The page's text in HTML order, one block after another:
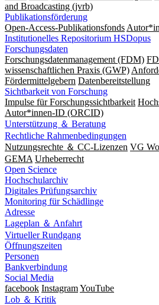
and Broadcasting (jvrb)
Publikationsförderung
Open-Access-Publikationsfonds
Institutionelles Repositorium HSDopus
Forschungsdaten
Forschungsdatenmanagement (FDM)
wissenschaftlichen Praxis (GWP)
Fördermittelgebern Datenbereitstellung
Sichtbarkeit von Forschung
Impulse für Forschungssichtbarkeit
Autor*innen-ID (ORCID)
Unterstützung ＆ Beratung
Rechtliche Rahmenbedingungen
Nutzungsrechte ＆ CC-Lizenzen VG
GEMA Urheberrecht
Open Science
Hochschularchiv
Digitales Prüfungsarchiv
Monitoring für Schädlinge
Adresse
Lageplan ＆ Anfahrt
Virtueller Rundgang
Öffnungszeiten
Personen
Bankverbindung
Social Media
facebook InstagramYouTube
Lob ＆ Kritik